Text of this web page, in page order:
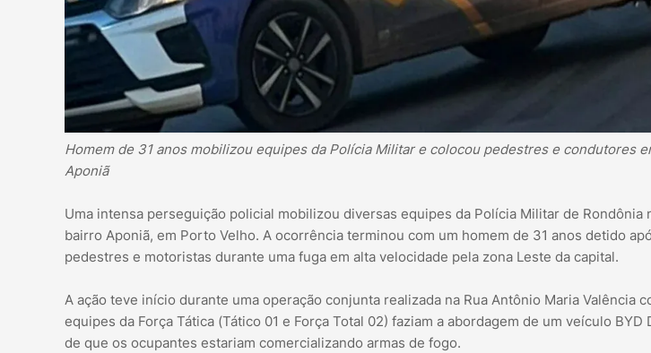
Homem de 31 anos mobilizou equipes da Polícia Militar e colocou pedestres e condutores
Aponiã
Uma intensa perseguição policial mobilizou diversas equipes da Polícia Militar de Rondônia
bairro Aponiã, em Porto Velho. A ocorrência terminou com um homem de 31 anos detido
pedestres e motoristas durante uma fuga em alta velocidade pela zona Leste da capital.
A ação teve início durante uma operação conjunta realizada na Rua Antônio Maria Valência
equipes da Força Tática (Tático 01 e Força Total 02) faziam a abordagem de um veículo
de que os ocupantes estariam comercializando armas de fogo.